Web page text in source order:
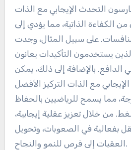
التحدث الإيجابي مع الذات
الكفاءة الذاتية، مما يؤدي إلى
على سبيل المثال، وجدت
يستخدمون التأكيدات يعانون
الدافع. بالإضافة إلى ذلك، يمكن
مع الذات التركيز الأفضل
مما يسمح للرياضيين بالحفاظ
من خلال تعزيز عقلية إيجابية،
بفعالية في الصعوبات، وتحويل
العقبات إلى فرص للنمو والنجاح.